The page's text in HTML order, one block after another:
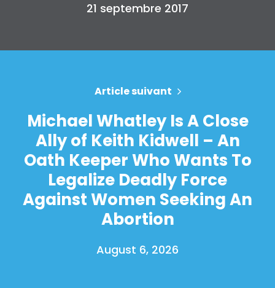
21 septembre 2017
Article suivant
Michael Whatley Is A Close
Ally of Keith Kidwell – An
Oath Keeper Who Wants To
Legalize Deadly Force
Against Women Seeking An
Abortion
August 6, 2026